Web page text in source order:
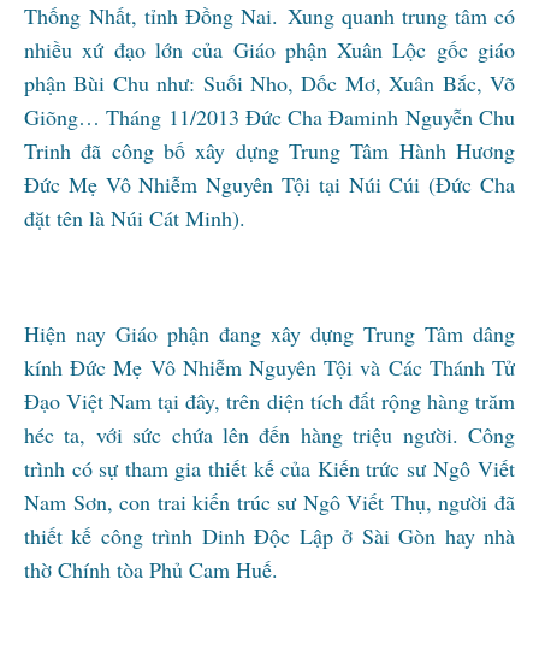
Thống Nhất, tỉnh Đồng Nai. Xung quanh trung tâm có
nhiều xứ đạo lớn của Giáo phận Xuân Lộc gốc giáo
phận Bùi Chu như: Suối Nho, Dốc Mơ, Xuân Bắc, Võ
Giõng… Tháng 11/2013 Đức Cha Đaminh Nguyễn Chu
Trinh đã công bố xây dựng Trung Tâm Hành Hương
Đức Mẹ Vô Nhiễm Nguyên Tội tại Núi Cúi (Đức Cha
đặt tên là Núi Cát Minh).
Hiện nay Giáo phận đang xây dựng Trung Tâm dâng
kính Đức Mẹ Vô Nhiễm Nguyên Tội và Các Thánh Tử
Đạo Việt Nam tại đây, trên diện tích đất rộng hàng trăm
héc ta, với sức chứa lên đến hàng triệu người. Công
trình có sự tham gia thiết kế của Kiến trức sư Ngô Viết
Nam Sơn, con trai kiến trúc sư Ngô Viết Thụ, người đã
thiết kế công trình Dinh Độc Lập ở Sài Gòn hay nhà
thờ Chính tòa Phủ Cam Huế.